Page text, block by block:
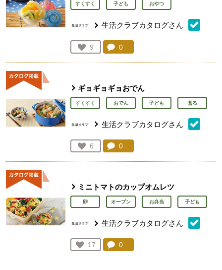
すくすく 子ども おやつ
生活クラブカタログさん
お気に入り登録：
9
人が登録
コメント：
0
ギョギョギョおでん
すくすく おでん 子ども 煮る
生活クラブカタログさん
お気に入り登録：
6
人が登録
コメント：
0
ミニトマトのカップオムレツ
卵 オーブン お弁当 子ども
生活クラブカタログさん
お気に入り登録：
17
人が登録
コメント：
0